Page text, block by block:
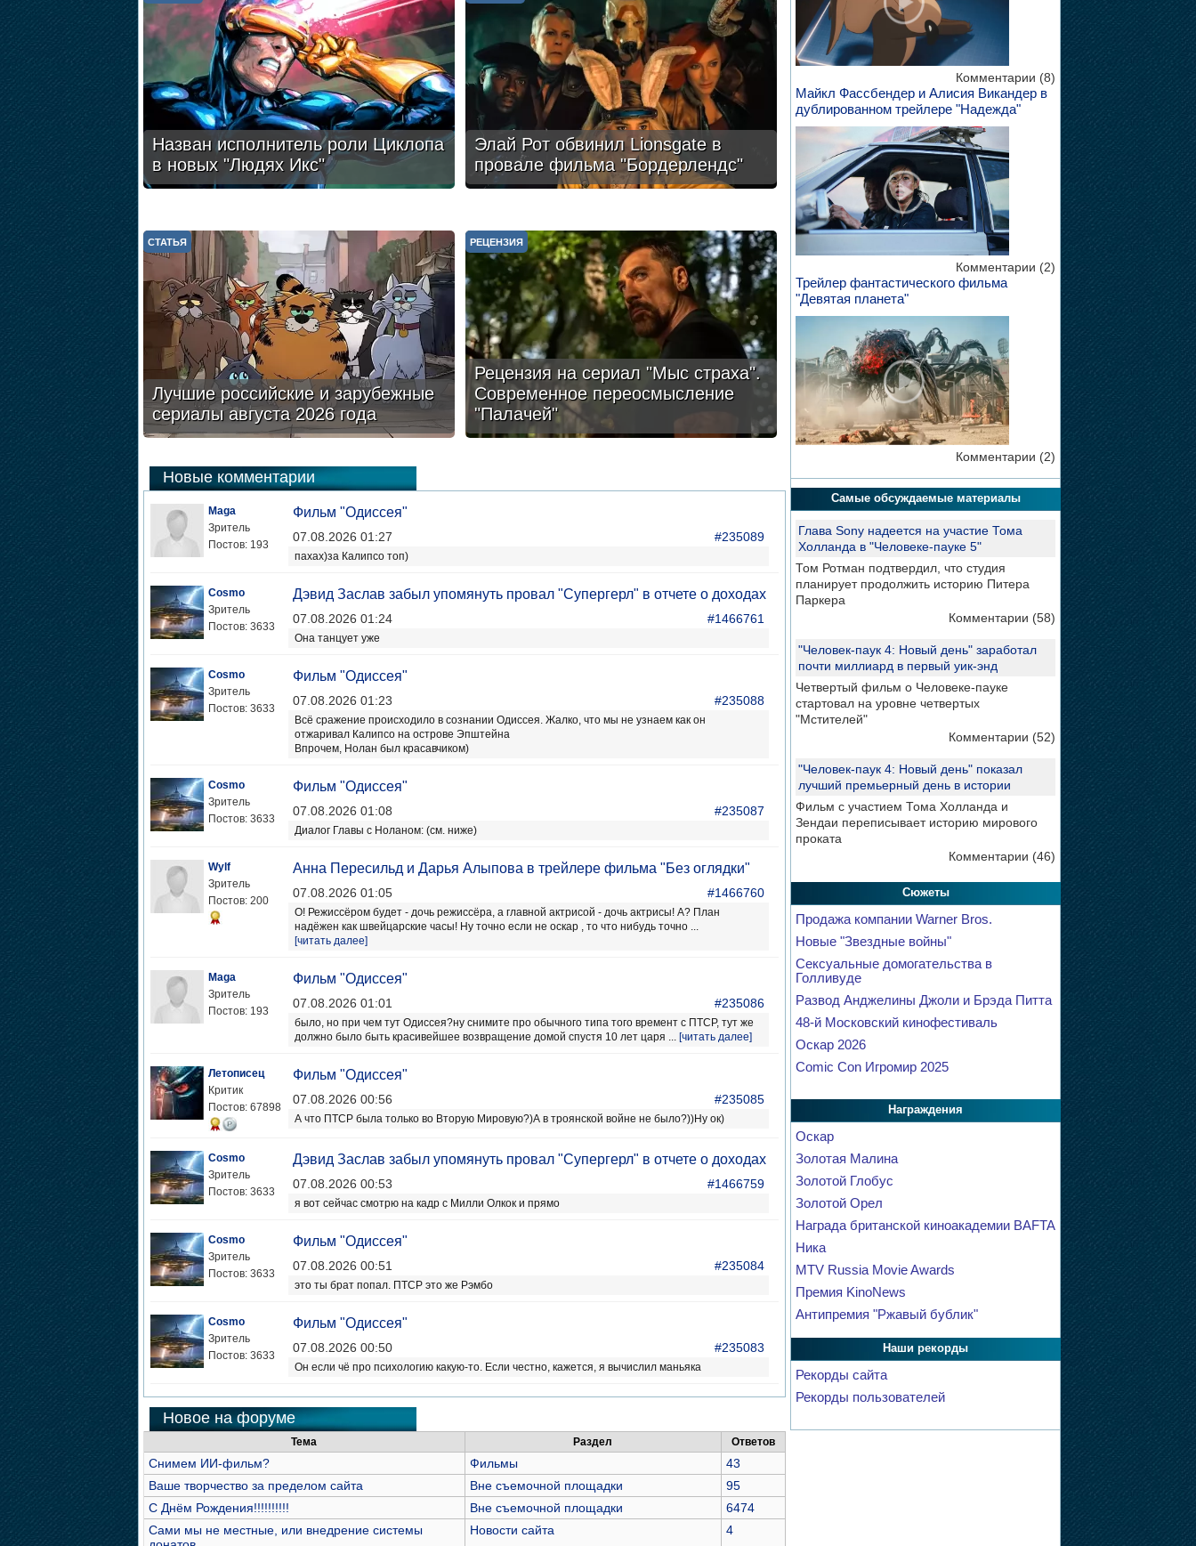
Назван исполнитель роли Циклопа
в новых "Людях Икс"
Элай Рот обвинил Lionsgate в
провале фильма "Бордерлендс"
Лучшие российские и зарубежные
сериалы августа 2026 года
СТАТЬЯ
Рецензия на сериал "Мыс страха".
Современное переосмысление
"Палачей"
РЕЦЕНЗИЯ
Новые комментарии
Maga
Зритель
Постов: 193
Фильм "Одиссея"
07.08.2026 01:27 #235089
пахах)за Калипсо топ)
Cosmo
Зритель
Постов: 3633
Дэвид Заслав забыл упомянуть провал "Супергерл" в отчете о доходах
07.08.2026 01:24 #1466761
Она танцует уже
Cosmo
Зритель
Постов: 3633
Фильм "Одиссея"
07.08.2026 01:23 #235088
Всё сражение происходило в сознании Одиссея. Жалко, что мы не узнаем как он
отжаривал Калипсо на острове Эпштейна
Впрочем, Нолан был красавчиком)
Cosmo
Зритель
Постов: 3633
Фильм "Одиссея"
07.08.2026 01:08 #235087
Диалог Главы с Ноланом: (см. ниже)
Wylf
Зритель
Постов: 200
Анна Пересильд и Дарья Алыпова в трейлере фильма "Без оглядки"
07.08.2026 01:05 #1466760
О! Режиссёром будет - дочь режиссёра, а главной актрисой - дочь актрисы! А? План
надёжен как швейцарские часы! Ну точно если не оскар , то что нибудь точно ...
[читать далее]
Maga
Зритель
Постов: 193
Фильм "Одиссея"
07.08.2026 01:01 #235086
было, но при чем тут Одиссея?ну снимите про обычного типа того времент с ПТСР, тут же
должно было быть красивейшее возвращение домой спустя 10 лет царя ... [читать далее]
Летописец
Критик
Постов: 67898
Фильм "Одиссея"
07.08.2026 00:56 #235085
А что ПТСР была только во Вторую Мировую?)А в троянской войне не было?))Ну ок)
Cosmo
Зритель
Постов: 3633
Дэвид Заслав забыл упомянуть провал "Супергерл" в отчете о доходах
07.08.2026 00:53 #1466759
я вот сейчас смотрю на кадр с Милли Олкок и прямо
Cosmo
Зритель
Постов: 3633
Фильм "Одиссея"
07.08.2026 00:51 #235084
это ты брат попал. ПТСР это же Рэмбо
Cosmo
Зритель
Постов: 3633
Фильм "Одиссея"
07.08.2026 00:50 #235083
Он если чё про психологию какую-то. Если честно, кажется, я вычислил маньяка
Новое на форуме
Тема Раздел Ответов
Снимем ИИ-фильм? Фильмы
43
Ваше творчество за пределом сайта
Вне съемочной площадки
95
С Днём Рождения!!!!!!!!!!
Вне съемочной площадки
6474
Сами мы не местные, или внедрение системы
Новости сайта 4
Комментарии (8)
Майкл Фассбендер и Алисия Викандер в
дублированном трейлере "Надежда"
Комментарии (2)
Трейлер фантастического фильма
"Девятая планета"
Комментарии (2)
Самые обсуждаемые материалы
Глава Sony надеется на участие Тома
Холланда в "Человеке-пауке 5"
Том Ротман подтвердил, что студия
планирует продолжить историю Питера
Паркера
Комментарии (58)
"Человек-паук 4: Новый день" заработал
почти миллиард в первый уик-энд
Четвертый фильм о Человеке-пауке
стартовал на уровне четвертых
"Мстителей"
Комментарии (52)
"Человек-паук 4: Новый день" показал
лучший премьерный день в истории
Фильм с участием Тома Холланда и
Зендаи переписывает историю мирового
проката
Комментарии (46)
Сюжеты
Продажа компании Warner Bros.
Новые "Звездные войны"
Сексуальные домогательства в
Голливуде
Развод Анджелины Джоли и Брэда Питта
48-й Московский кинофестиваль
Оскар 2026
Comic Con Игромир 2025
Награждения
Оскар
Золотая Малина
Золотой Глобус
Золотой Орел
Награда британской киноакадемии BAFTA
Ника
MTV Russia Movie Awards
Премия KinoNews
Антипремия "Ржавый бублик"
Наши рекорды
Рекорды сайта
Рекорды пользователей